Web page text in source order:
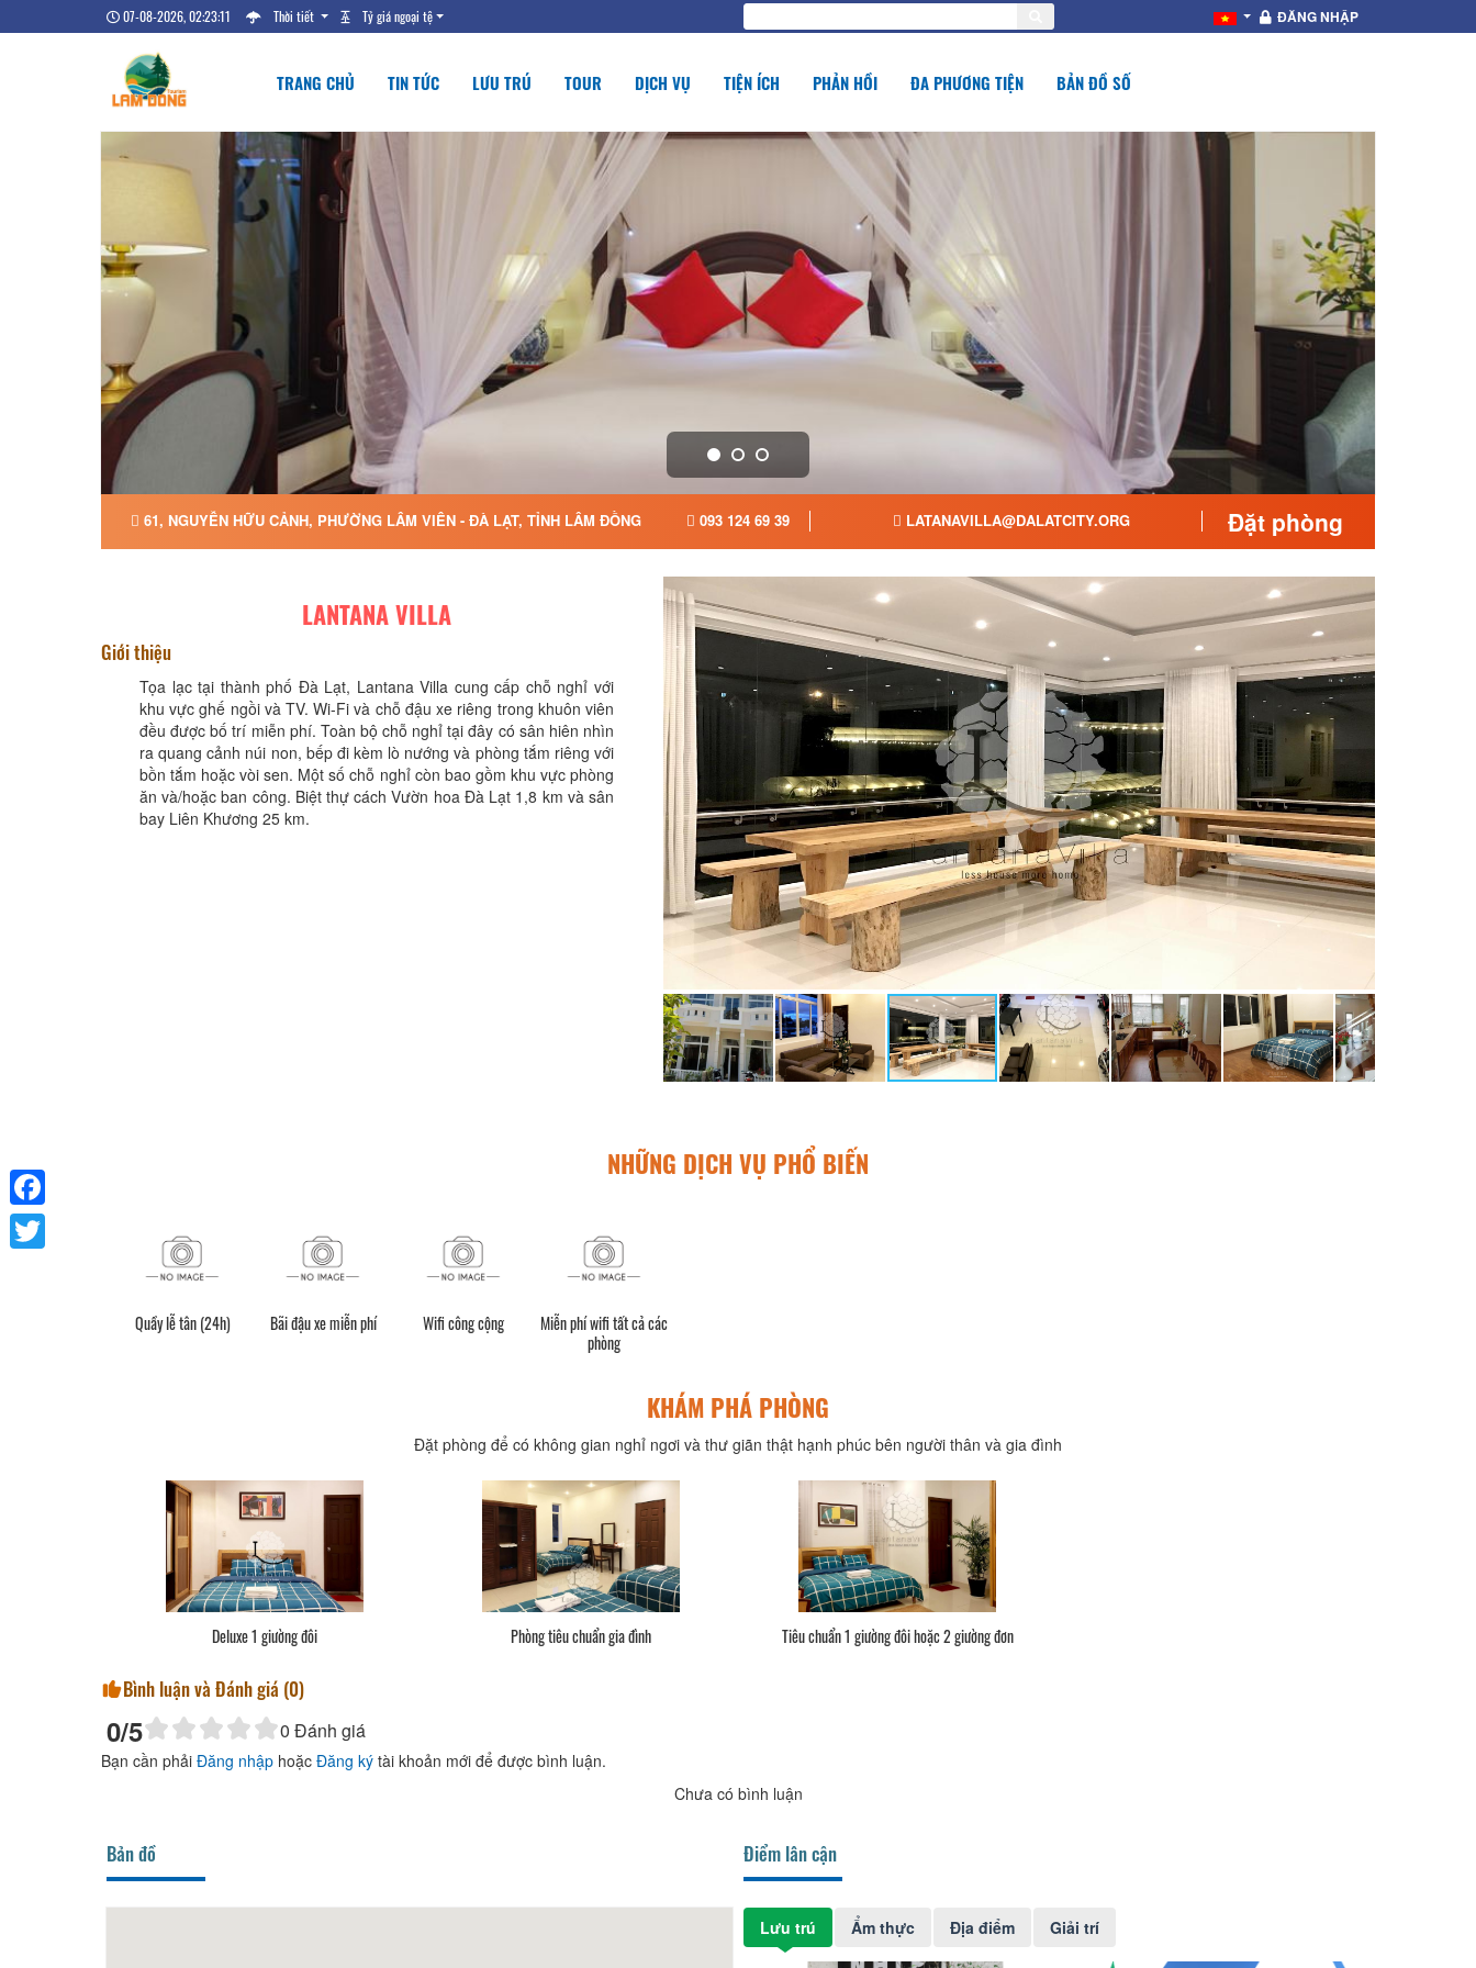
07-08-2026, 02:23:12 Thời tiết Tỷ giá ngoại tệ ĐĂNG NHẬP
TRANG CHỦ TIN TỨC LƯU TRÚ TOUR DỊCH VỤ TIỆN ÍCH PHẢN HỒI ĐA PHƯƠNG TIỆN BẢN ĐỒ SỐ
61, NGUYỄN HỮU CẢNH, PHƯỜNG LÂM VIÊN - ĐÀ LẠT, TỈNH LÂM ĐỒNG 093 124 69 39 LATANAVILLA@DALATCITY.ORG Đặt phòng
LANTANA VILLA
Giới thiệu
Tọa lạc tại thành phố Đà Lạt, Lantana Villa cung cấp chỗ nghỉ với
khu vực ghế ngồi và TV. Wi-Fi và chỗ đậu xe riêng trong khuôn viên
đều được bố trí miễn phí. Toàn bộ chỗ nghỉ tại đây có sân hiên nhìn
ra quang cảnh núi non, bếp đi kèm lò nướng và phòng tắm riêng với
bồn tắm hoặc vòi sen. Một số chỗ nghỉ còn bao gồm khu vực phòng
ăn và/hoặc ban công. Biệt thự cách Vườn hoa Đà Lạt 1,8 km và sân
bay Liên Khương 25 km.
NHỮNG DỊCH VỤ PHỔ BIẾN
Quầy lễ tân (24h) Bãi đậu xe miễn phí Wifi công cộng
Miễn phí wifi tất cả các
phòng
KHÁM PHÁ PHÒNG
Đặt phòng để có không gian nghỉ ngơi và thư giãn thật hạnh phúc bên người thân và gia đình
Deluxe 1 giường đôi Phòng tiêu chuẩn gia đình Tiêu chuẩn 1 giường đôi hoặc 2 giường đơn
Bình luận và Đánh giá (0)
0/5 0 Đánh giá
Bạn cần phải Đăng nhập hoặc Đăng ký tài khoản mới để được bình luận.
Chưa có bình luận
Bản đồ Điểm lân cận
Lưu trú Ẩm thực Địa điểm Giải trí
Facebook